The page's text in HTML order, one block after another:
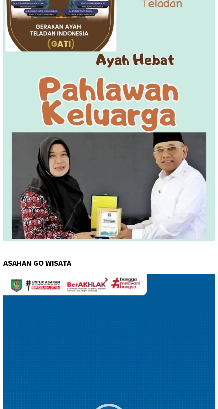
ASAHAN GO WISATA
Pemutar
Video